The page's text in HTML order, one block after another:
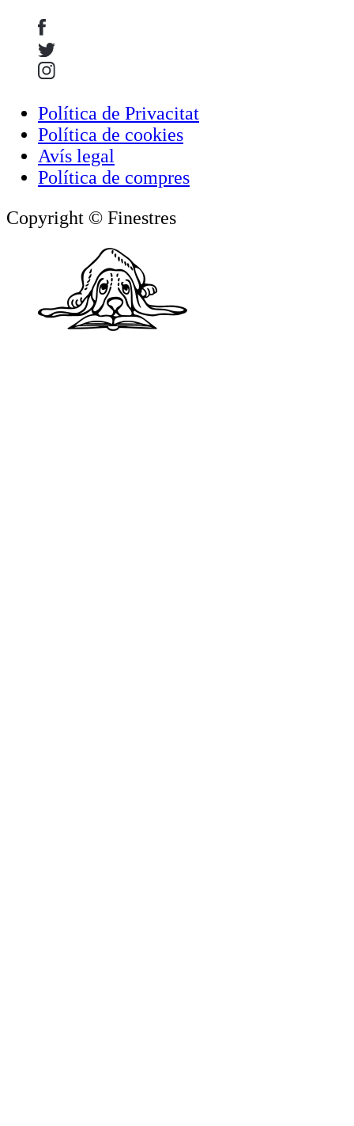
Política de Privacitat
Política de cookies
Avís legal
Política de compres
Copyright © Finestres